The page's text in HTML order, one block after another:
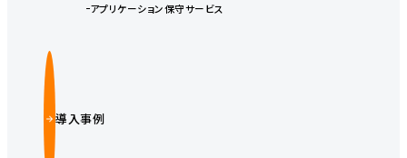
アプリケーション保守サービス
導入事例